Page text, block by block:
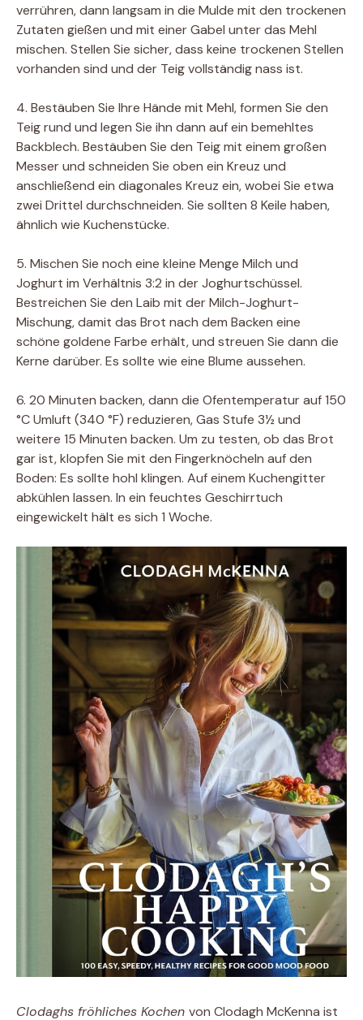
verrühren, dann langsam in die Mulde mit den trockenen
Zutaten gießen und mit einer Gabel unter das Mehl
mischen. Stellen Sie sicher, dass keine trockenen Stellen
vorhanden sind und der Teig vollständig nass ist.
4. Bestäuben Sie Ihre Hände mit Mehl, formen Sie den
Teig rund und legen Sie ihn dann auf ein bemehltes
Backblech. Bestäuben Sie den Teig mit einem großen
Messer und schneiden Sie oben ein Kreuz und
anschließend ein diagonales Kreuz ein, wobei Sie etwa
zwei Drittel durchschneiden. Sie sollten 8 Keile haben,
ähnlich wie Kuchenstücke.
5. Mischen Sie noch eine kleine Menge Milch und
Joghurt im Verhältnis 3:2 in der Joghurtschüssel.
Bestreichen Sie den Laib mit der Milch-Joghurt-
Mischung, damit das Brot nach dem Backen eine
schöne goldene Farbe erhält, und streuen Sie dann die
Kerne darüber. Es sollte wie eine Blume aussehen.
6. 20 Minuten backen, dann die Ofentemperatur auf 150
°C Umluft (340 °F) reduzieren, Gas Stufe 3½ und
weitere 15 Minuten backen. Um zu testen, ob das Brot
gar ist, klopfen Sie mit den Fingerknöcheln auf den
Boden: Es sollte hohl klingen. Auf einem Kuchengitter
abkühlen lassen. In ein feuchtes Geschirrtuch
eingewickelt hält es sich 1 Woche.
Clodaghs fröhliches Kochen von Clodagh McKenna ist